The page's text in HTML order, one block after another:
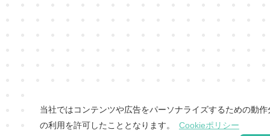
当社ではコンテンツや広告をパーソナライズするための動
の利用を許可したこととなります。
Cookieポリシー